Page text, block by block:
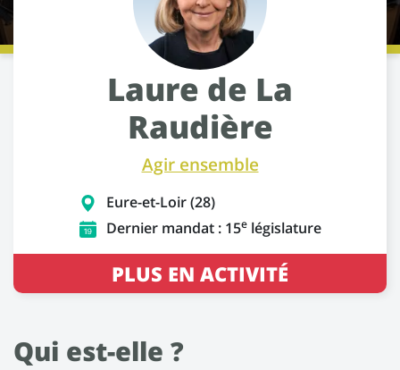
Laure de La
Raudière
Agir ensemble
Eure-et-Loir (28)
Dernier mandat : 15elégislature
PLUS EN ACTIVITÉ
Qui est-elle ?